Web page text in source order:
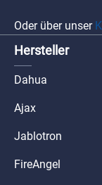
Oder über unser
Hersteller
Dahua
Ajax
Jablotron
FireAngel